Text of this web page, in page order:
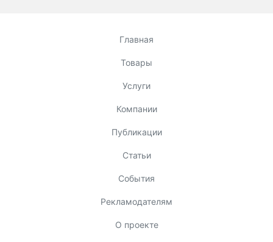
Главная
Товары
Услуги
Компании
Публикации
Статьи
События
Рекламодателям
О проекте